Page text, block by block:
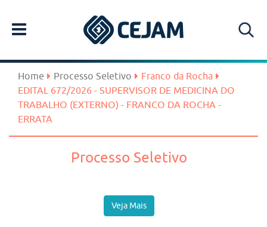
Home Processo Seletivo
Franco da Rocha
EDITAL 672/2026 - SUPERVISOR DE MEDICINA DO
TRABALHO (EXTERNO) - FRANCO DA ROCHA -
ERRATA
Processo Seletivo
Veja Mais